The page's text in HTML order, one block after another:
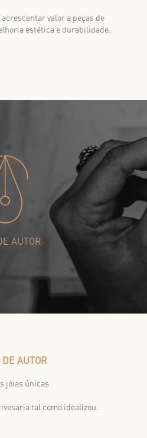
valor a peças de
estética e durabilidade.
AUTOR
jóias únicas
tal como idealizou.
AUTOR